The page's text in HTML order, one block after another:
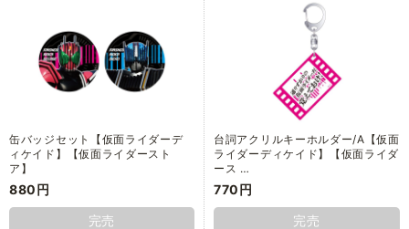
缶バッジセット【仮面ライダーデ
ィケイド】【仮面ライダースト
ア】
880円
完売
台詞アクリルキーホルダー/A【仮面
ライダーディケイド】【仮面ライダ
ース …
770円
完売